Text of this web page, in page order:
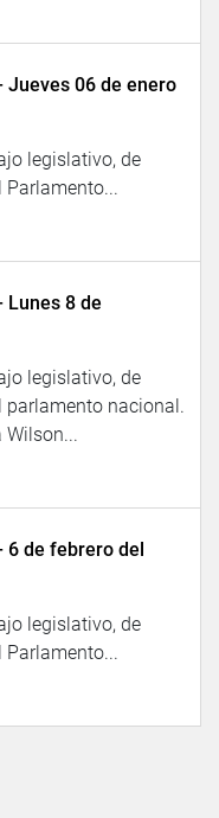
Jueves 06 de enero
legislativo, de
Lunes 8 de
legislativo, de
parlamento nacional.
Wilson...
6 de febrero del
legislativo, de